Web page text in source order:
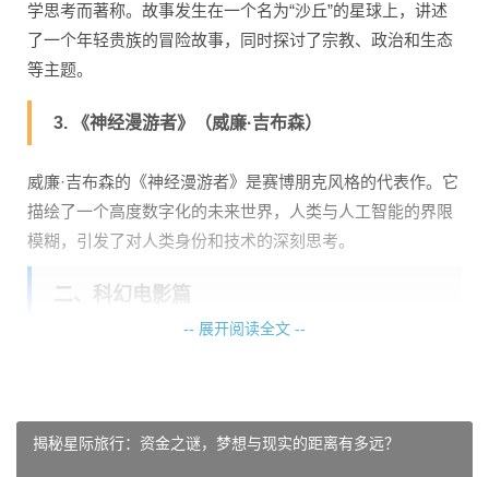
学思考而著称。故事发生在一个名为“沙丘”的星球上，讲述
了一个年轻贵族的冒险故事，同时探讨了宗教、政治和生态
等主题。
3. 《神经漫游者》（威廉·吉布森）
威廉·吉布森的《神经漫游者》是赛博朋克风格的代表作。它
描绘了一个高度数字化的未来世界，人类与人工智能的界限
模糊，引发了对人类身份和技术的深刻思考。
二、科幻电影篇
克里斯托弗·诺兰的《星际穿越》是一部结合了科学幻想和情
感深度的电影。它讲述了人类为了寻找新家园而进行的星际
-- 展开阅读全文 --
揭秘星际旅行：资金之谜，梦想与现实的距离有多远？